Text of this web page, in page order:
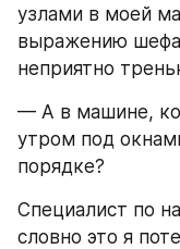
узлами в моей
выражению шефа
неприятно
— А в машине,
утром под
порядке?
Специалист по
словно это я